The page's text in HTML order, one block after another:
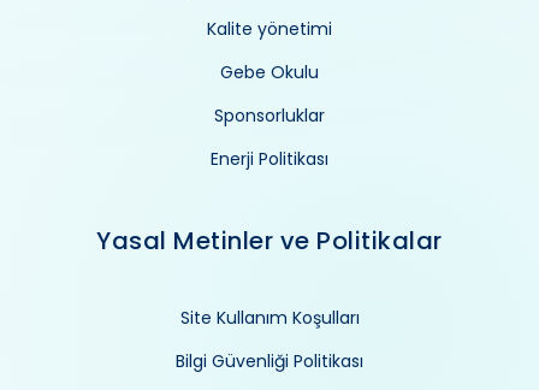
Kalite yönetimi
Gebe Okulu
Sponsorluklar
Enerji Politikası
Yasal Metinler ve Politikalar
Site Kullanım Koşulları
Bilgi Güvenliği Politikası